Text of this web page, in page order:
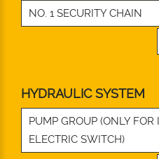
NO. 1 SECURITY CHAIN
HYDRAULIC SYSTEM
PUMP GROUP (ONLY
ELECTRIC SWITCH)